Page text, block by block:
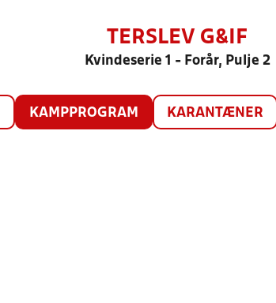
TERSLEV G&IF
Kvindeserie 1 - Forår, Pulje 2
KAMPPROGRAM KARANTÆNER